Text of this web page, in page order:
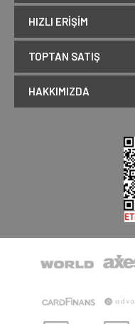
HIZLI ERIŞIM
TOPTAN SATIŞ
HAKKIMIZDA